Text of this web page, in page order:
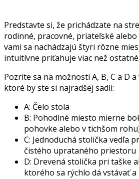
Predstavte si, že prichádzate na
rodinné, pracovné, priateľské alebo
vami sa nachádzajú štyri rôzne
intuitívne priťahuje viac než ostatné.
Pozrite sa na možnosti A, B, C a D
ktoré by ste si najradšej sadli:
A: Čelo stola
B: Pohodlné miesto mierne
pohovke alebo v tichšom
C: Jednoduchá stolička vedľa
čistého uprataného priestoru
D: Drevená stolička pri taške
ktorého sa rýchlo dá vstávať